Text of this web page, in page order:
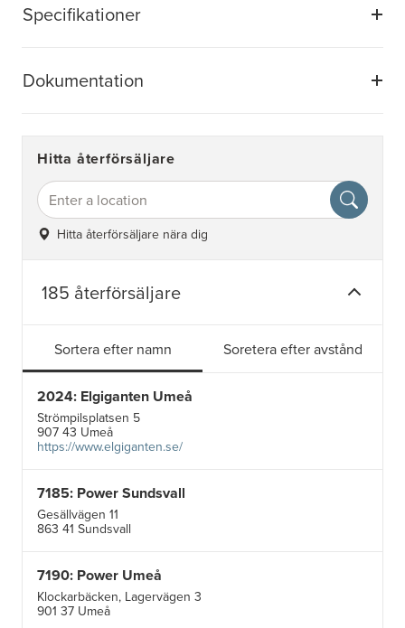
Specifikationer
Dokumentation
Hitta återförsäljare
Hitta återförsäljare nära dig
185 återförsäljare
Sortera efter namn Soretera efter avstånd
2024: Elgiganten Umeå
Strömpilsplatsen 5
907 43 Umeå
https://www.elgiganten.se/
7185: Power Sundsvall
Gesällvägen 11
863 41 Sundsvall
7190: Power Umeå
Klockarbäcken, Lagervägen 3
901 37 Umeå